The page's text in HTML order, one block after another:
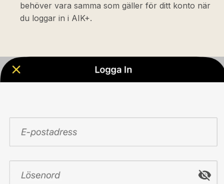
behöver vara samma som gäller för ditt konto när
du loggar in i AIK+.